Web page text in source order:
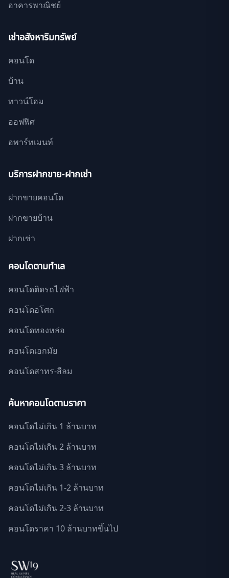
อาคารพาณิชย์
เช่าอสังหาริมทรัพย์
คอนโด
บ้าน
ทาวน์โฮม
ออฟฟิศ
อพาร์ทเมนท์
บริการฝากขาย-ฝากเช่า
ฝากขายคอนโด
ฝากขายบ้าน
ฝากเช่า
คอนโดตามทำเล
คอนโดติดรถไฟฟ้า
คอนโดอโศก
คอนโดทองหล่อ
คอนโดเอกมัย
คอนโดสาทร-สีลม
ค้นหาคอนโดตามราคา
คอนโดไม่เกิน 1 ล้านบาท
คอนโดไม่เกิน 2 ล้านบาท
คอนโดไม่เกิน 3 ล้านบาท
คอนโดไม่เกิน 1-2 ล้านบาท
คอนโดไม่เกิน 2-3 ล้านบาท
คอนโดราคา 10 ล้านบาทขึ้นไป